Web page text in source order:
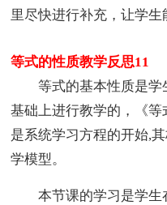
里尽快进行补充，让学生
等式的性质教学反思11
等式的基本性质是学
基础上进行教学的，《
是系统学习方程的开始,
学模型。
本节课的学习是学生